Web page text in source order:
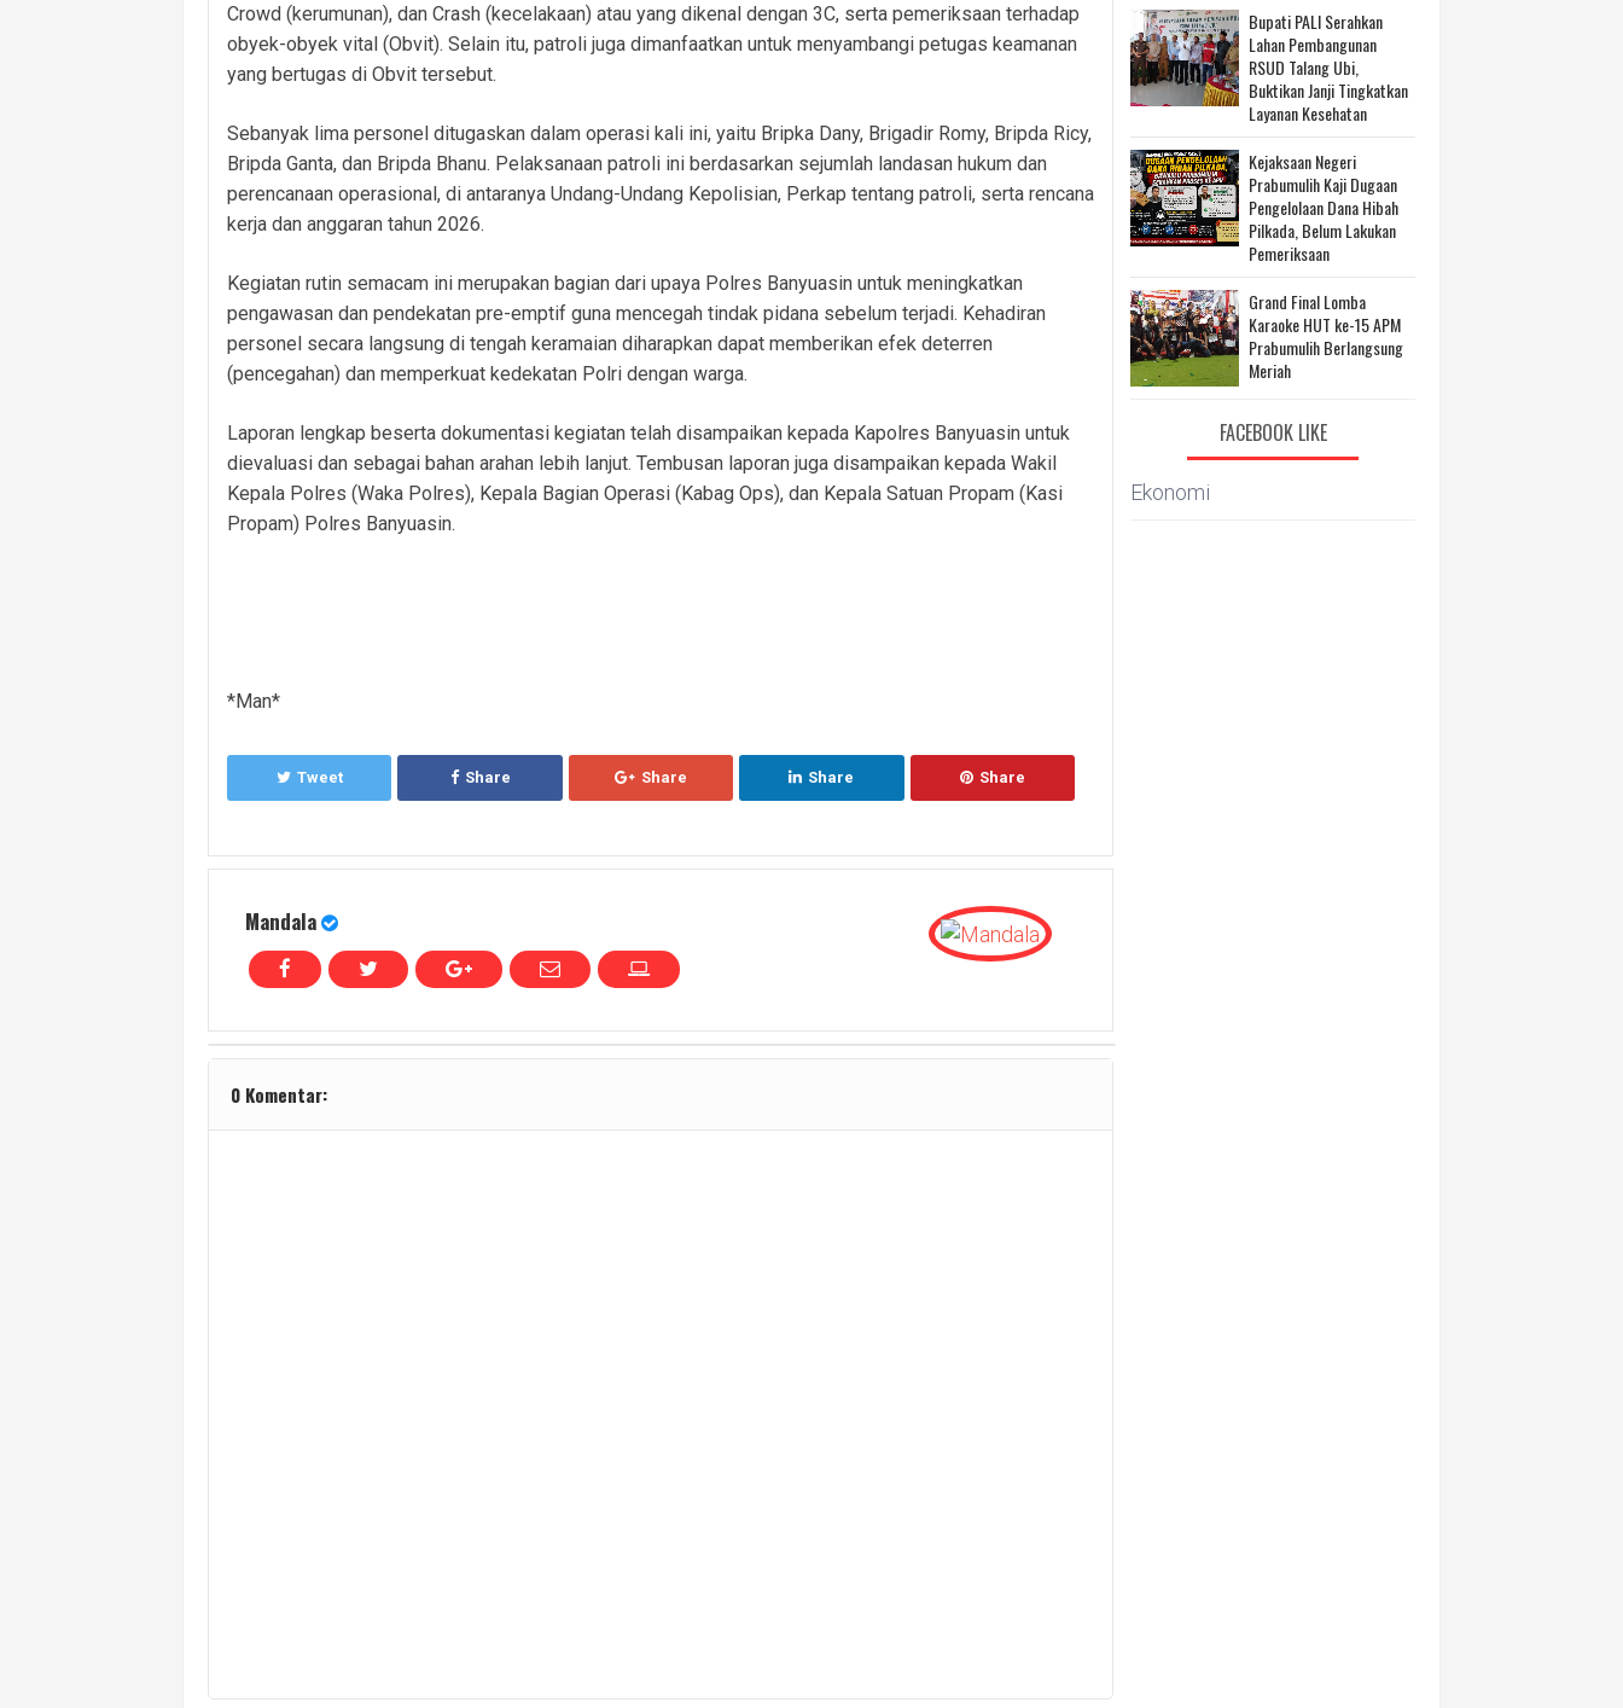
Crowd (kerumunan), dan Crash (kecelakaan) atau yang dikenal dengan 3C, serta pemeriksaan terhadap
obyek-obyek vital (Obvit). Selain itu, patroli juga dimanfaatkan untuk menyambangi petugas keamanan
yang bertugas di Obvit tersebut.
Sebanyak lima personel ditugaskan dalam operasi kali ini, yaitu Bripka Dany, Brigadir Romy, Bripda Ricy,
Bripda Ganta, dan Bripda Bhanu. Pelaksanaan patroli ini berdasarkan sejumlah landasan hukum dan
perencanaan operasional, di antaranya Undang-Undang Kepolisian, Perkap tentang patroli, serta rencana
kerja dan anggaran tahun 2026.
Kegiatan rutin semacam ini merupakan bagian dari upaya Polres Banyuasin untuk meningkatkan
pengawasan dan pendekatan pre-emptif guna mencegah tindak pidana sebelum terjadi. Kehadiran
personel secara langsung di tengah keramaian diharapkan dapat memberikan efek deterren
(pencegahan) dan memperkuat kedekatan Polri dengan warga.
Laporan lengkap beserta dokumentasi kegiatan telah disampaikan kepada Kapolres Banyuasin untuk
dievaluasi dan sebagai bahan arahan lebih lanjut. Tembusan laporan juga disampaikan kepada Wakil
Kepala Polres (Waka Polres), Kepala Bagian Operasi (Kabag Ops), dan Kepala Satuan Propam (Kasi
Propam) Polres Banyuasin.
*Man*
Tweet Share Share Share Share
Mandala
0 Komentar:
Bupati PALI Serahkan
Lahan Pembangunan
RSUD Talang Ubi,
Buktikan Janji Tingkatkan
Layanan Kesehatan
Kejaksaan Negeri
Prabumulih Kaji Dugaan
Pengelolaan Dana Hibah
Pilkada, Belum Lakukan
Pemeriksaan
Grand Final Lomba
Karaoke HUT ke-15 APM
Prabumulih Berlangsung
Meriah
FACEBOOK LIKE
Ekonomi